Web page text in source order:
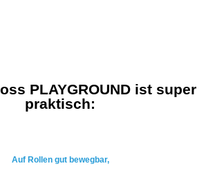
PLAYGROUND ist super
praktisch:
Auf Rollen gut bewegbar,